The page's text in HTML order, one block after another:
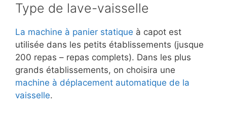
Type de lave-vaisselle
La machine à panier statique à capot est
utilisée dans les petits établissements (jusque
200 repas – repas complets). Dans les plus
grands établissements, on choisira une
machine à déplacement automatique de la
vaisselle.